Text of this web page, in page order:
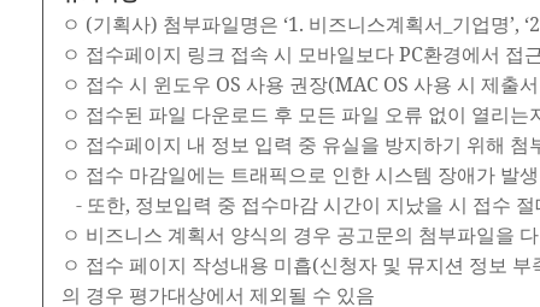
ㅇ (기획사) 첨부파일명은 ‘1. 비즈니스계획서_기업명’,
ㅇ 접수페이지 링크 접속 시 모바일보다 PC환경에서 접
ㅇ 접수 시 윈도우 OS 사용 권장(MAC OS 사용 시 제출
ㅇ 접수된 파일 다운로드 후 모든 파일 오류 없이 열리
ㅇ 접수페이지 내 정보 입력 중 유실을 방지하기 위해
ㅇ 접수 마감일에는 트래픽으로 인한 시스템 장애가 발
- 또한, 정보입력 중 접수마감 시간이 지났을 시 접수
ㅇ 비즈니스 계획서 양식의 경우 공고문의 첨부파일을
ㅇ 접수 페이지 작성내용 미흡(신청자 및 뮤지션 정보
의 경우 평가대상에서 제외될 수 있음